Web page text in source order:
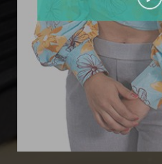
ENTRAR
Recuérdame